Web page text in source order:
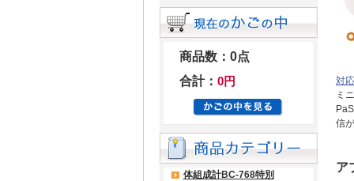
商品数：0点
合計： 0円
体組成計BC-768特別
対
ミ
信
ア